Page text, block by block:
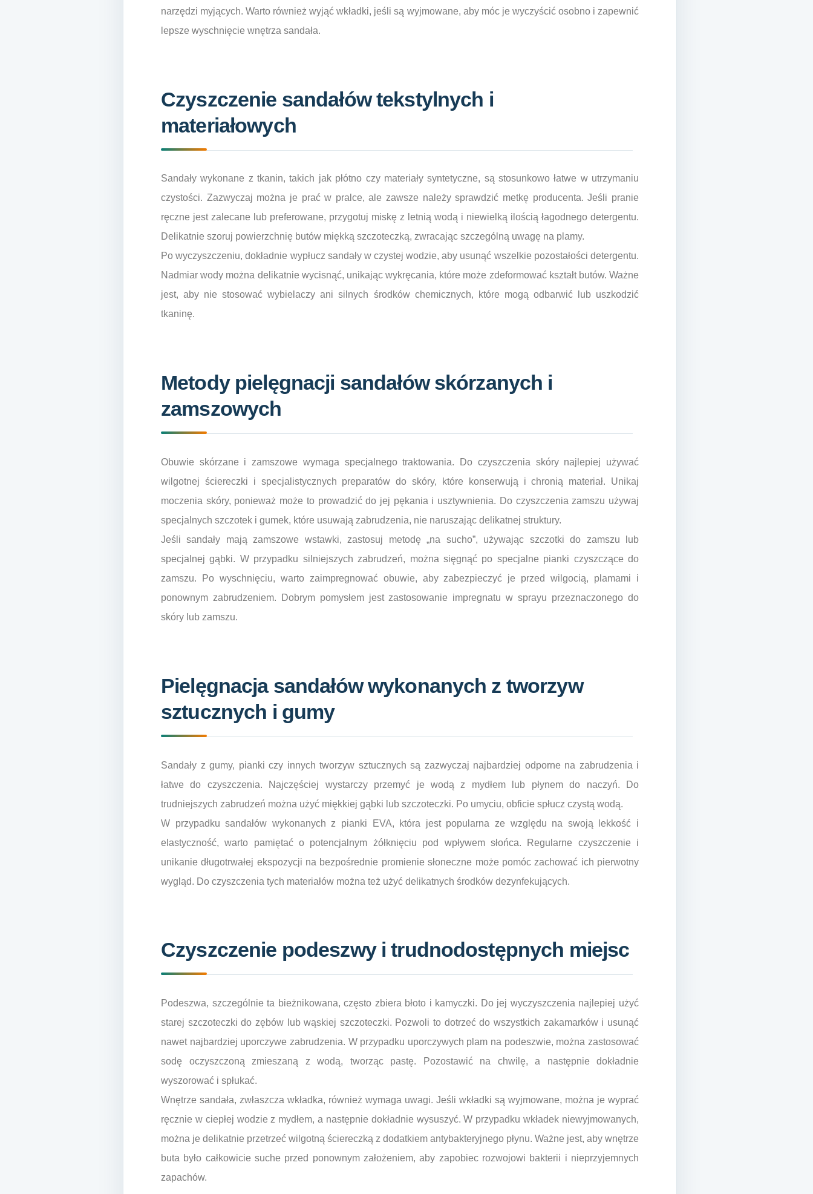
narzędzi myjących. Warto również wyjąć wkładki, jeśli są wyjmowane, aby móc je wyczyścić osobno i zapewnić
lepsze wyschnięcie wnętrza sandała.
Czyszczenie sandałów tekstylnych i
materiałowych
Sandały wykonane z tkanin, takich jak płótno czy materiały syntetyczne, są stosunkowo łatwe w utrzymaniu
czystości. Zazwyczaj można je prać w pralce, ale zawsze należy sprawdzić metkę producenta. Jeśli pranie
ręczne jest zalecane lub preferowane, przygotuj miskę z letnią wodą i niewielką ilością łagodnego detergentu.
Delikatnie szoruj powierzchnię butów miękką szczoteczką, zwracając szczególną uwagę na plamy.
Po wyczyszczeniu, dokładnie wypłucz sandały w czystej wodzie, aby usunąć wszelkie pozostałości detergentu.
Nadmiar wody można delikatnie wycisnąć, unikając wykręcania, które może zdeformować kształt butów. Ważne
jest, aby nie stosować wybielaczy ani silnych środków chemicznych, które mogą odbarwić lub uszkodzić
tkaninę.
Metody pielęgnacji sandałów skórzanych i
zamszowych
Obuwie skórzane i zamszowe wymaga specjalnego traktowania. Do czyszczenia skóry najlepiej używać
wilgotnej ściereczki i specjalistycznych preparatów do skóry, które konserwują i chronią materiał. Unikaj
moczenia skóry, ponieważ może to prowadzić do jej pękania i usztywnienia. Do czyszczenia zamszu używaj
specjalnych szczotek i gumek, które usuwają zabrudzenia, nie naruszając delikatnej struktury.
Jeśli sandały mają zamszowe wstawki, zastosuj metodę „na sucho”, używając szczotki do zamszu lub
specjalnej gąbki. W przypadku silniejszych zabrudzeń, można sięgnąć po specjalne pianki czyszczące do
zamszu. Po wyschnięciu, warto zaimpregnować obuwie, aby zabezpieczyć je przed wilgocią, plamami i
ponownym zabrudzeniem. Dobrym pomysłem jest zastosowanie impregnatu w sprayu przeznaczonego do
skóry lub zamszu.
Pielęgnacja sandałów wykonanych z tworzyw
sztucznych i gumy
Sandały z gumy, pianki czy innych tworzyw sztucznych są zazwyczaj najbardziej odporne na zabrudzenia i
łatwe do czyszczenia. Najczęściej wystarczy przemyć je wodą z mydłem lub płynem do naczyń. Do
trudniejszych zabrudzeń można użyć miękkiej gąbki lub szczoteczki. Po umyciu, obficie spłucz czystą wodą.
W przypadku sandałów wykonanych z pianki EVA, która jest popularna ze względu na swoją lekkość i
elastyczność, warto pamiętać o potencjalnym żółknięciu pod wpływem słońca. Regularne czyszczenie i
unikanie długotrwałej ekspozycji na bezpośrednie promienie słoneczne może pomóc zachować ich pierwotny
wygląd. Do czyszczenia tych materiałów można też użyć delikatnych środków dezynfekujących.
Czyszczenie podeszwy i trudnodostępnych miejsc
Podeszwa, szczególnie ta bieżnikowana, często zbiera błoto i kamyczki. Do jej wyczyszczenia najlepiej użyć
starej szczoteczki do zębów lub wąskiej szczoteczki. Pozwoli to dotrzeć do wszystkich zakamarków i usunąć
nawet najbardziej uporczywe zabrudzenia. W przypadku uporczywych plam na podeszwie, można zastosować
sodę oczyszczoną zmieszaną z wodą, tworząc pastę. Pozostawić na chwilę, a następnie dokładnie
wyszorować i spłukać.
Wnętrze sandała, zwłaszcza wkładka, również wymaga uwagi. Jeśli wkładki są wyjmowane, można je wyprać
ręcznie w ciepłej wodzie z mydłem, a następnie dokładnie wysuszyć. W przypadku wkładek niewyjmowanych,
można je delikatnie przetrzeć wilgotną ściereczką z dodatkiem antybakteryjnego płynu. Ważne jest, aby wnętrze
buta było całkowicie suche przed ponownym założeniem, aby zapobiec rozwojowi bakterii i nieprzyjemnych
zapachów.